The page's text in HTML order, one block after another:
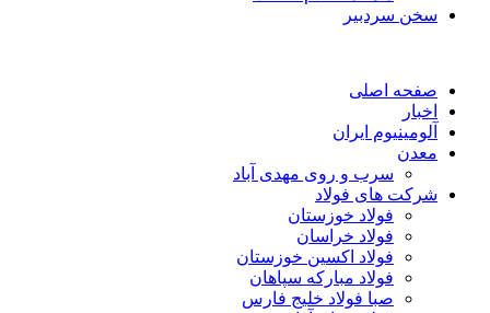
سخن سردبیر
صفحه اصلی
اخبار
آلومینیوم ایران
معدن
سرب و روی مهدی آباد
شرکت های فولاد
فولاد خوزستان
فولاد خراسان
فولاد اکسین خوزستان
فولاد مبارکه سپاهان
صبا فولاد خلیج فارس